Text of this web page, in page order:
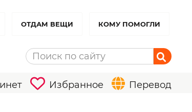
ОТДАМ ВЕЩИ КОМУ ПОМОГЛИ
Избранное Перевод